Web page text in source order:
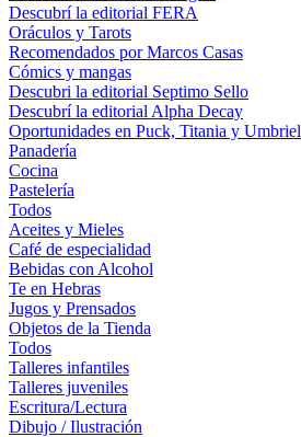
Descubrí la editorial FERA
Oráculos y Tarots
Recomendados por Marcos Casas
Cómics y mangas
Descubri la editorial Septimo Sello
Descubrí la editorial Alpha Decay
Oportunidades en Puck, Titania y Umbriel
Panadería
Cocina
Pastelería
Todos
Aceites y Mieles
Café de especialidad
Bebidas con Alcohol
Te en Hebras
Jugos y Prensados
Objetos de la Tienda
Todos
Talleres infantiles
Talleres juveniles
Escritura/Lectura
Dibujo / Ilustración